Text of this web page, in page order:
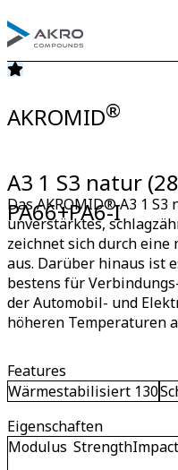
AKROMID®
A3 1 S3 natur
PA66+PA6-I
Das AKROMID® A3 1
unverstärktes,
zeichnet sich durch
aus. Darüber hinaus ist
bestens für
der Automobil- und
höheren Temperaturen
Features
Wärmestabilisiert 130
Eigenschaften
Modulus StrengthImpact